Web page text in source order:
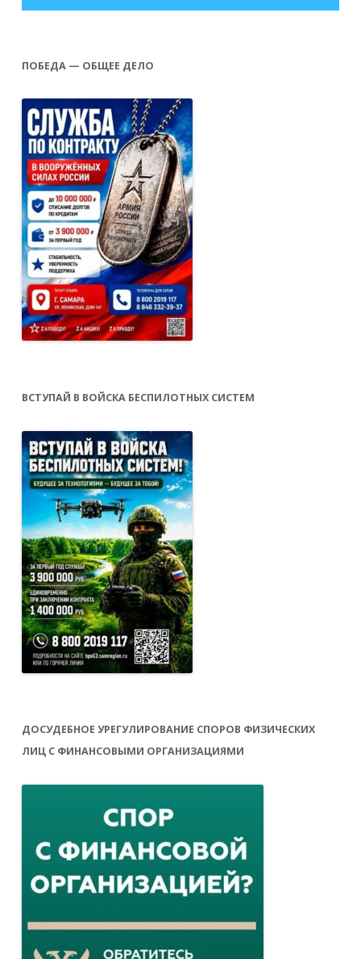
ПОБЕДА — ОБЩЕЕ ДЕЛО
ВСТУПАЙ В ВОЙСКА БЕСПИЛОТНЫХ СИСТЕМ
ДОСУДЕБНОЕ УРЕГУЛИРОВАНИЕ СПОРОВ ФИЗИЧЕСКИХ
ЛИЦ С ФИНАНСОВЫМИ ОРГАНИЗАЦИЯМИ